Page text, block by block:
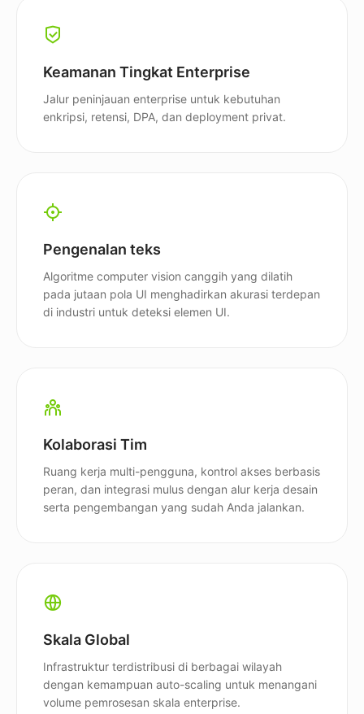
Keamanan Tingkat Enterprise
Jalur peninjauan enterprise untuk kebutuhan
enkripsi, retensi, DPA, dan deployment privat.
Pengenalan teks
Algoritme computer vision canggih yang dilatih
pada jutaan pola UI menghadirkan akurasi terdepan
di industri untuk deteksi elemen UI.
Kolaborasi Tim
Ruang kerja multi-pengguna, kontrol akses berbasis
peran, dan integrasi mulus dengan alur kerja desain
serta pengembangan yang sudah Anda jalankan.
Skala Global
Infrastruktur terdistribusi di berbagai wilayah
dengan kemampuan auto-scaling untuk menangani
volume pemrosesan skala enterprise.